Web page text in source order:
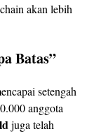
akan lebih
Batas”
setengah
anggota
juga telah